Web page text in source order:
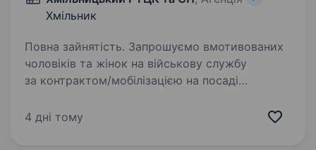
Хмільник
Повна зайнятість. Запрошуємо вмотивованих
чоловіків та жінок на військову службу
за контрактом/мобілізацією на посаді
дотримання військової дисципліни та Статутів
4 дні тому